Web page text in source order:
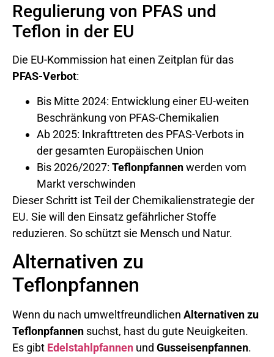
Regulierung von PFAS und
Teflon in der EU
Die EU-Kommission hat einen Zeitplan für das
PFAS-Verbot:
Bis Mitte 2024: Entwicklung einer EU-weiten
Beschränkung von PFAS-Chemikalien
Ab 2025: Inkrafttreten des PFAS-Verbots in
der gesamten Europäischen Union
Bis 2026/2027: Teflonpfannenwerden vom
Markt verschwinden
Dieser Schritt ist Teil der Chemikalienstrategie der
EU. Sie will den Einsatz gefährlicher Stoffe
reduzieren. So schützt sie Mensch und Natur.
Alternativen zu
Teflonpfannen
Wenn du nach umweltfreundlichen Alternativen zu
Teflonpfannen suchst, hast du gute Neuigkeiten.
Es gibt Edelstahlpfannen und Gusseisenpfannen.